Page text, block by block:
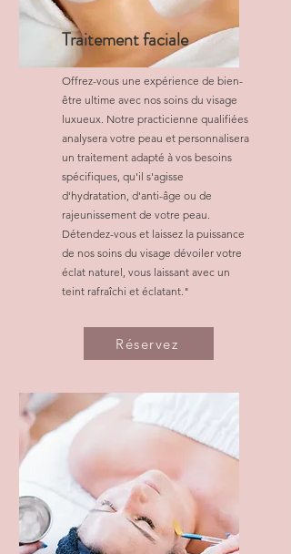
Traitement faciale
Offrez-vous une expérience de bien-
être ultime avec nos soins du visage
luxueux. Notre practicienne qualifiées
analysera votre peau et personnalisera
un traitement adapté à vos besoins
spécifiques, qu'il s'agisse
d'hydratation, d'anti-âge ou de
rajeunissement de votre peau.
Détendez-vous et laissez la puissance
de nos soins du visage dévoiler votre
éclat naturel, vous laissant avec un
teint rafraîchi et éclatant."
Réservez